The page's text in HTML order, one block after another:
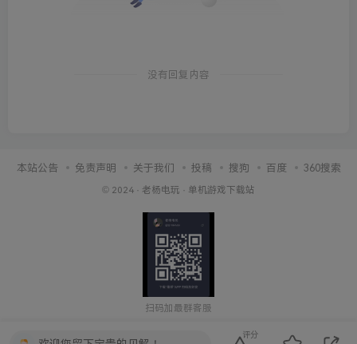
没有回复内容
本站公告 免责声明 关于我们 投稿 搜狗 百度 360搜索
© 2024 · 老杨电玩 · 单机游戏下载站
扫码加最群客服
评分